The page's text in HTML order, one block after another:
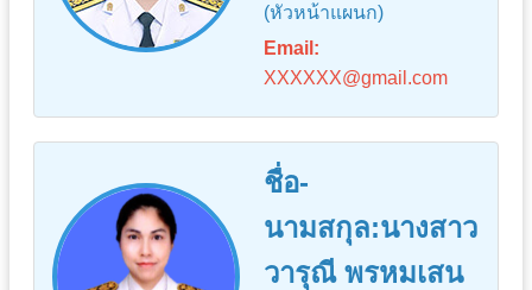
(หัวหน้าแผนก)
Email:
XXXXXX@gmail.com
ชื่อ-
นามสกุล:นางสาว
วารุณี พรหมเสน